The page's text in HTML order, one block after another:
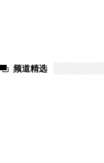
频道精选